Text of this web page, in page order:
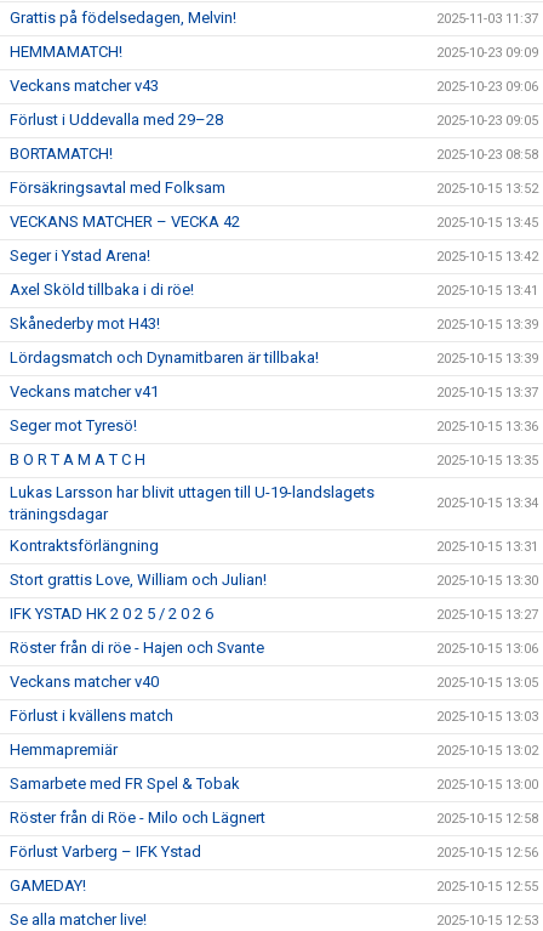
Grattis på födelsedagen, Melvin! 2025-11-03 11:37
HEMMAMATCH! 2025-10-23 09:09
Veckans matcher v43 2025-10-23 09:06
Förlust i Uddevalla med 29–28 2025-10-23 09:05
BORTAMATCH! 2025-10-23 08:58
Försäkringsavtal med Folksam 2025-10-15 13:52
VECKANS MATCHER – VECKA 42 2025-10-15 13:45
Seger i Ystad Arena! 2025-10-15 13:42
Axel Sköld tillbaka i di röe! 2025-10-15 13:41
Skånederby mot H43! 2025-10-15 13:39
Lördagsmatch och Dynamitbaren är tillbaka! 2025-10-15 13:39
Veckans matcher v41 2025-10-15 13:37
Seger mot Tyresö! 2025-10-15 13:36
B O R T A M A T C H 2025-10-15 13:35
Lukas Larsson har blivit uttagen till U-19-landslagets
träningsdagar
2025-10-15 13:34
Kontraktsförlängning 2025-10-15 13:31
Stort grattis Love, William och Julian! 2025-10-15 13:30
IFK YSTAD HK 2 0 2 5 / 2 0 2 6 2025-10-15 13:27
Röster från di röe - Hajen och Svante 2025-10-15 13:06
Veckans matcher v40 2025-10-15 13:05
Förlust i kvällens match 2025-10-15 13:03
Hemmapremiär 2025-10-15 13:02
Samarbete med FR Spel & Tobak 2025-10-15 13:00
Röster från di Röe - Milo och Lägnert 2025-10-15 12:58
Förlust Varberg – IFK Ystad 2025-10-15 12:56
GAMEDAY! 2025-10-15 12:55
Se alla matcher live! 2025-10-15 12:53